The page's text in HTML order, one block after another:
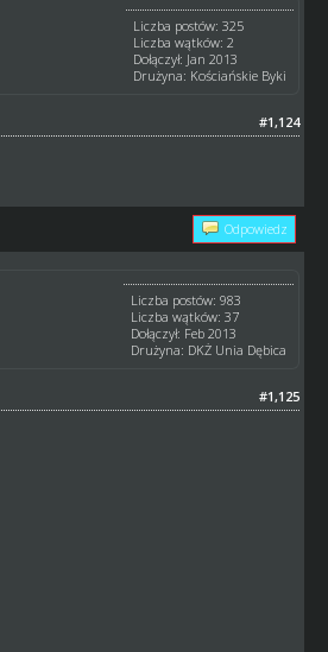
Liczba postów: 325
Liczba wątków: 2
Dołączył: Jan 2013
Drużyna: Kościańskie Byki
#1,124
Odpowiedz
Liczba postów: 983
Liczba wątków: 37
Dołączył: Feb 2013
Drużyna: DKŻ Unia Dębica
#1,125